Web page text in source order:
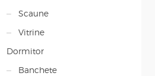
Scaune
Vitrine
Dormitor
Banchete